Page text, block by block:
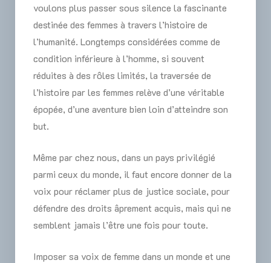
voulons plus passer sous silence la fascinante
destinée des femmes à travers l’histoire de
l’humanité. Longtemps considérées comme de
condition inférieure à l’homme, si souvent
réduites à des rôles limités, la traversée de
l’histoire par les femmes relève d’une véritable
épopée, d’une aventure bien loin d’atteindre son
but.
Même par chez nous, dans un pays privilégié
parmi ceux du monde, il faut encore donner de la
voix pour réclamer plus de justice sociale, pour
défendre des droits âprement acquis, mais qui ne
semblent jamais l’être une fois pour toute.
Imposer sa voix de femme dans un monde et une